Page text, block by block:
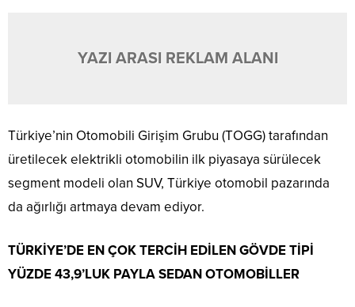
YAZI ARASI REKLAM ALANI
Türkiye’nin Otomobili Girişim Grubu (TOGG) tarafından
üretilecek elektrikli otomobilin ilk piyasaya sürülecek
segment modeli olan SUV, Türkiye otomobil pazarında
da ağırlığı artmaya devam ediyor.
TÜRKİYE’DE EN ÇOK TERCİH EDİLEN GÖVDE TİPİ
YÜZDE 43,9’LUK PAYLA SEDAN OTOMOBİLLER